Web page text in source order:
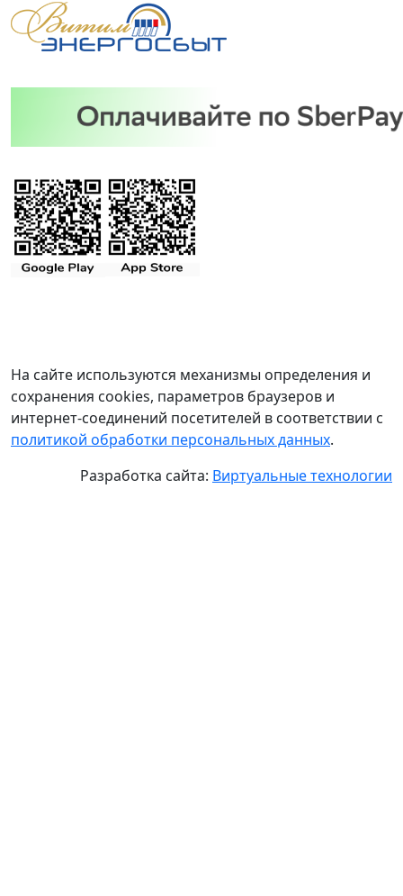
На сайте используются механизмы определения и
сохранения cookies, параметров браузеров и
интернет-соединений посетителей в соответствии с
политикой обработки персональных данных.
Разработка сайта: Виртуальные технологии